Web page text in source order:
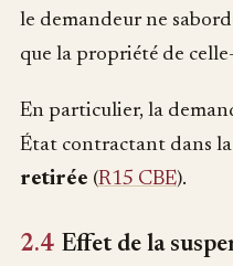
le demandeur ne
que la propriété de
En particulier, la
État contractant dans
retirée (R15 CBE).
2.4 Effet de la